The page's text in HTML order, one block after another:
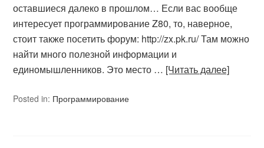
оставшиеся далеко в прошлом… Если вас вообще
интересует программирование Z80, то, наверное,
стоит также посетить форум: http://zx.pk.ru/ Там можно
найти много полезной информации и
единомышленников. Это место … [Читать далее]
Posted in: Программирование